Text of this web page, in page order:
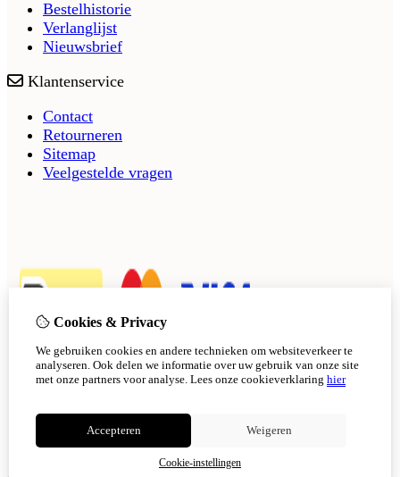
Bestelhistorie
Verlanglijst
Nieuwsbrief
Klantenservice
Contact
Retourneren
Sitemap
Veelgestelde vragen
Cookies & Privacy
We gebruiken cookies en andere technieken om websiteverkeer te
analyseren. Ook delen we informatie over uw gebruik van onze site
met onze partners voor analyse. Lees onze cookieverklaring hier
Accepteren Weigeren
Cookie-instellingen